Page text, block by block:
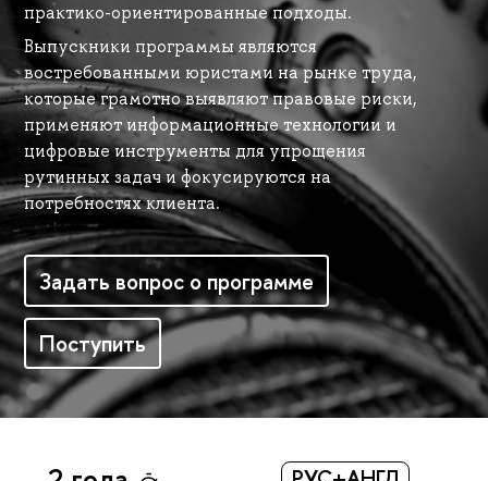
практико-ориентированные подходы.
Выпускники программы являются
востребованными юристами на рынке труда,
которые грамотно выявляют правовые риски,
применяют информационные технологии и
цифровые инструменты для упрощения
рутинных задач и фокусируются на
потребностях клиента.
Задать вопрос о программе
Поступить